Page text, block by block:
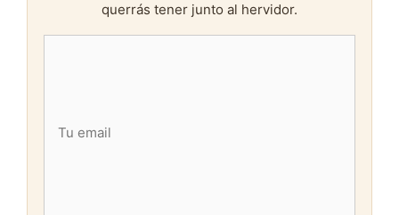
querrás tener junto al hervidor.